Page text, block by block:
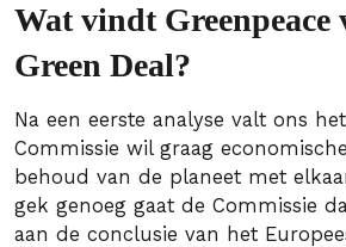
Wat vindt Greenpeace
Green Deal?
Na een eerste analyse valt ons
Commissie wil graag
behoud van de planeet met
gek genoeg gaat de Commissie
aan de conclusie van het